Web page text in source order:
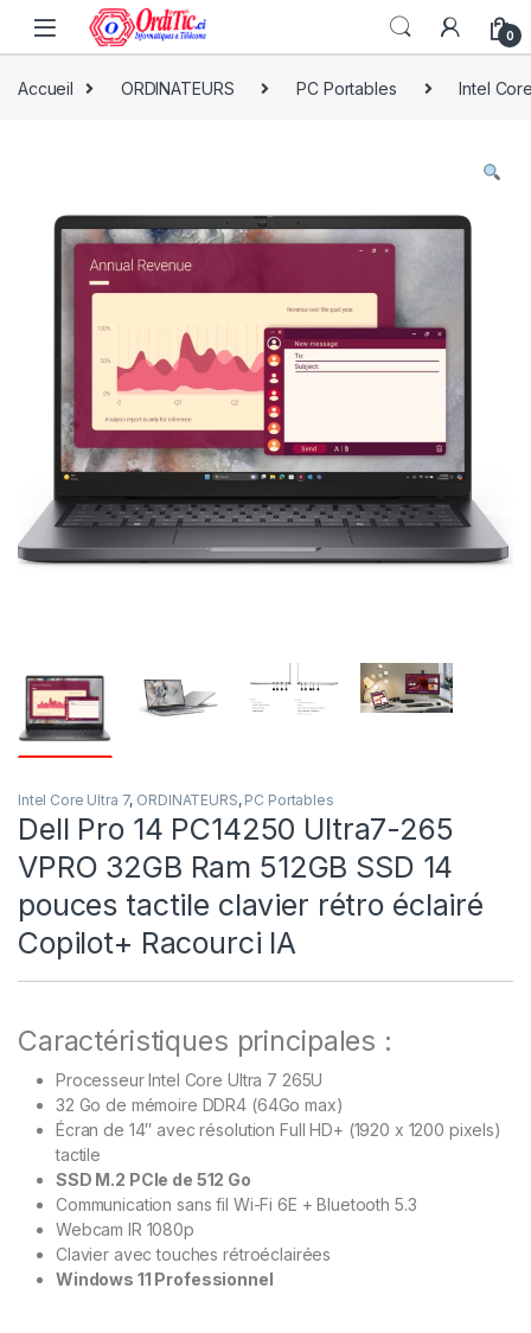
0
Accueil ORDINATEURS PC Portables Intel
Intel Core Ultra 7, ORDINATEURS, PC Portables
Dell Pro 14 PC14250 Ultra7-265
VPRO 32GB Ram 512GB SSD 14
pouces tactile clavier rétro éclairé
Copilot+ Racourci IA
Caractéristiques principales :
Processeur Intel Core Ultra 7 265U
32 Go de mémoire DDR4 (64Go max)
Écran de 14″ avec résolution Full HD+ (1920 x 1200 pixels)
tactile
SSD M.2 PCIe de 512 Go
Communication sans fil Wi-Fi 6E + Bluetooth 5.3
Webcam IR 1080p
Clavier avec touches rétroéclairées
Windows 11 Professionnel